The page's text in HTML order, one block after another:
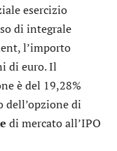
esercizio
di integrale
l’importo
di euro. Il
è del 19,28%
dell’opzione di
di mercato all’IPO